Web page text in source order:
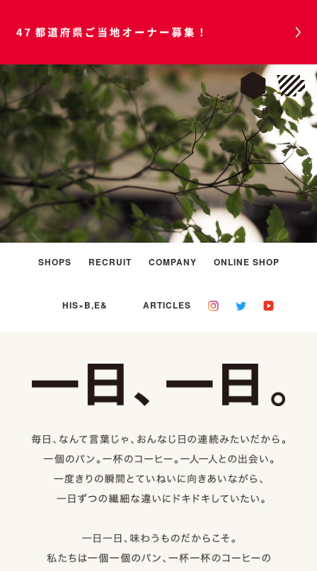
47都道府県ご当地オーナー募集！
SHOPS RECRUIT COMPANY ONLINE SHOP
HIS×B,E& ARTICLES